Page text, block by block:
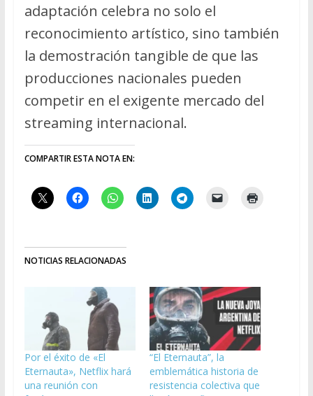
adaptación celebra no solo el
reconocimiento artístico, sino también
la demostración tangible de que las
producciones nacionales pueden
competir en el exigente mercado del
streaming internacional.
COMPARTIR ESTA NOTA EN:
NOTICIAS RELACIONADAS
Por el éxito de «El
Eternauta», Netflix hará
una reunión con
“El Eternauta”, la
emblemática historia de
resistencia colectiva que